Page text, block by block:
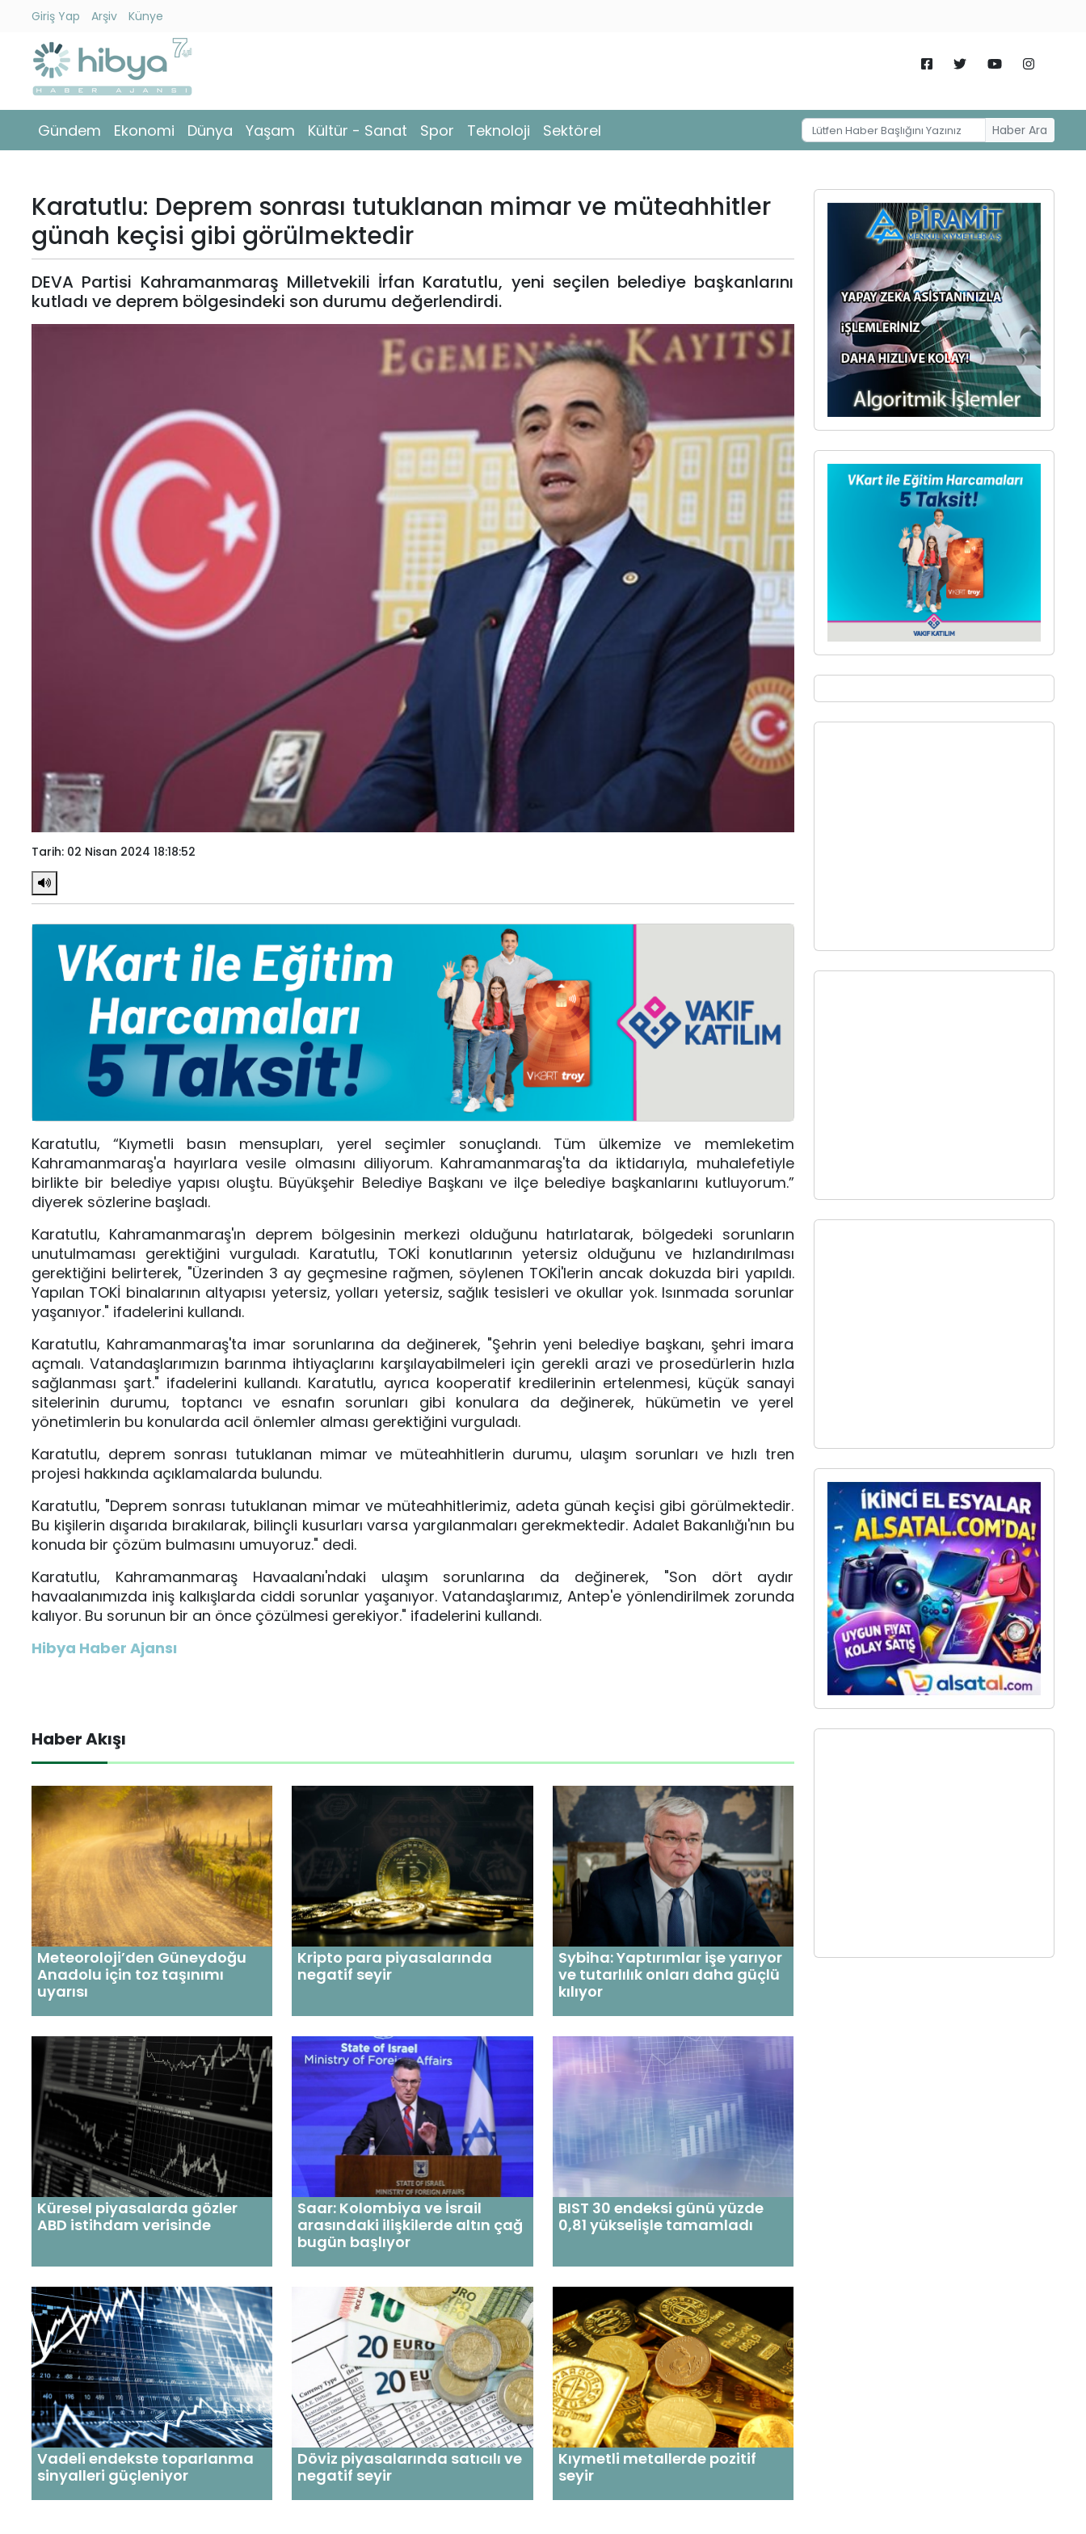
Giriş Yap Arşiv Künye
Gündem Ekonomi Dünya Yaşam Kültür - Sanat Spor Teknoloji Sektörel Haber Ara
Gündem
Ekonomi
Yaşam
Kültür
Sanat
Karatutlu: Deprem sonrası tutuklanan mimar ve müteahhitler
günah keçisi gibi görülmektedir
DEVA Partisi Kahramanmaraş Milletvekili İrfan Karatutlu, yeni seçilen belediye başkanlarını
kutladı ve deprem bölgesindeki son durumu değerlendirdi.
Tarih: 02 Nisan 2024 18:18:52
Karatutlu, “Kıymetli basın mensupları, yerel seçimler sonuçlandı. Tüm ülkemize ve memleketim
Kahramanmaraş'a hayırlara vesile olmasını diliyorum. Kahramanmaraş'ta da iktidarıyla, muhalefetiyle
birlikte bir belediye yapısı oluştu. Büyükşehir Belediye Başkanı ve ilçe belediye başkanlarını kutluyorum.”
diyerek sözlerine başladı.
Karatutlu, Kahramanmaraş'ın deprem bölgesinin merkezi olduğunu hatırlatarak, bölgedeki sorunların
unutulmaması gerektiğini vurguladı. Karatutlu, TOKİ konutlarının yetersiz olduğunu ve hızlandırılması
gerektiğini belirterek, "Üzerinden 3 ay geçmesine rağmen, söylenen TOKİ'lerin ancak dokuzda biri yapıldı.
Yapılan TOKİ binalarının altyapısı yetersiz, yolları yetersiz, sağlık tesisleri ve okullar yok. Isınmada sorunlar
yaşanıyor." ifadelerini kullandı.
Karatutlu, Kahramanmaraş'ta imar sorunlarına da değinerek, "Şehrin yeni belediye başkanı, şehri imara
açmalı. Vatandaşlarımızın barınma ihtiyaçlarını karşılayabilmeleri için gerekli arazi ve prosedürlerin hızla
sağlanması şart." ifadelerini kullandı. Karatutlu, ayrıca kooperatif kredilerinin ertelenmesi, küçük sanayi
sitelerinin durumu, toptancı ve esnafın sorunları gibi konulara da değinerek, hükümetin ve yerel
yönetimlerin bu konularda acil önlemler alması gerektiğini vurguladı.
Karatutlu, deprem sonrası tutuklanan mimar ve müteahhitlerin durumu, ulaşım sorunları ve hızlı tren
projesi hakkında açıklamalarda bulundu.
Karatutlu, "Deprem sonrası tutuklanan mimar ve müteahhitlerimiz, adeta günah keçisi gibi görülmektedir.
Bu kişilerin dışarıda bırakılarak, bilinçli kusurları varsa yargılanmaları gerekmektedir. Adalet Bakanlığı'nın bu
konuda bir çözüm bulmasını umuyoruz." dedi.
Karatutlu, Kahramanmaraş Havaalanı'ndaki ulaşım sorunlarına da değinerek, "Son dört aydır
havaalanımızda iniş kalkışlarda ciddi sorunlar yaşanıyor. Vatandaşlarımız, Antep'e yönlendirilmek zorunda
kalıyor. Bu sorunun bir an önce çözülmesi gerekiyor." ifadelerini kullandı.
Hibya Haber Ajansı
Haber Akışı
Meteoroloji’den Güneydoğu
Anadolu için toz taşınımı
uyarısı
Kripto para piyasalarında
negatif seyir
Sybiha: Yaptırımlar işe yarıyor
ve tutarlılık onları daha güçlü
kılıyor
Küresel piyasalarda gözler
ABD istihdam verisinde
Saar: Kolombiya ve İsrail
arasındaki ilişkilerde altın çağ
bugün başlıyor
BIST 30 endeksi günü yüzde
0,81 yükselişle tamamladı
Vadeli endekste toparlanma
sinyalleri güçleniyor
Döviz piyasalarında satıcılı ve
negatif seyir
Kıymetli metallerde pozitif
seyir